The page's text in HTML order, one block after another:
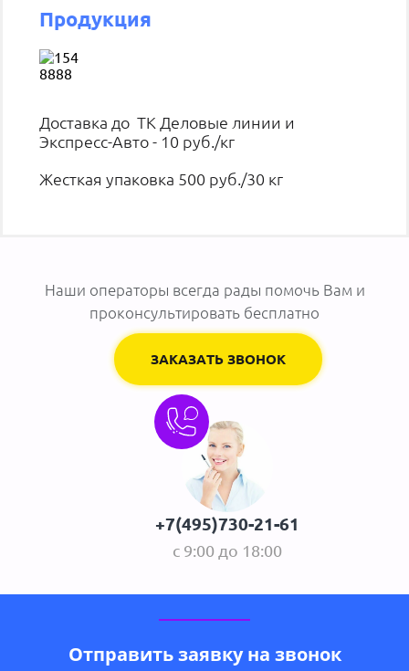
Продукция
Доставка до ТК Деловые линии и
Экспресс-Авто - 10 руб./кг
Жесткая упаковка 500 руб./30 кг
Наши операторы всегда рады помочь Вам и
проконсультировать бесплатно
ЗАКАЗАТЬ ЗВОНОК
+7(495)730-21-61
с 9:00 до 18:00
Отправить заявку на звонок